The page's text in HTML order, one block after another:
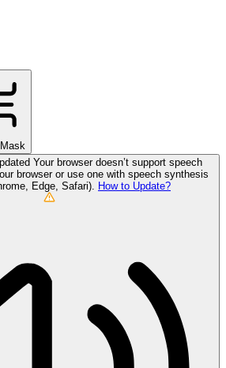
Your browser doesn’t support speech
browser or use one with speech synthesis
Edge, Safari). How to Update?